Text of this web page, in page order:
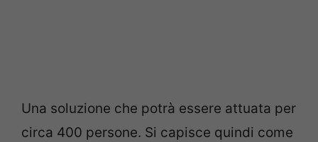
Una soluzione che potrà essere attuata per
circa 400 persone. Si capisce quindi come